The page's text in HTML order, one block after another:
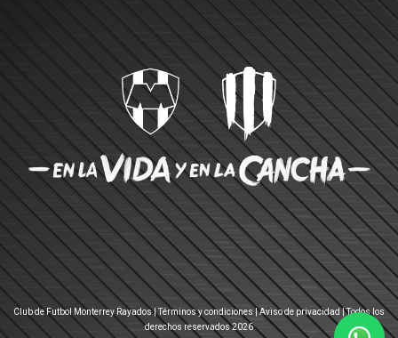
Club de Futbol Monterrey Rayados |Términos y condiciones |Aviso de privacidad | Todos los
derechos reservados 2026